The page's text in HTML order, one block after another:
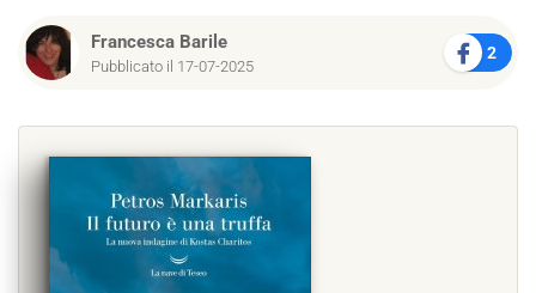
Francesca Barile
Pubblicato il 17-07-2025
2